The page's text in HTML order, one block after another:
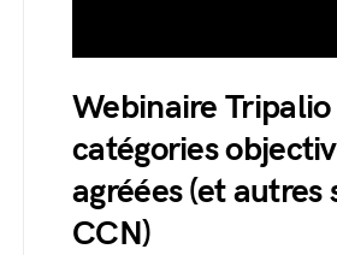
Webinaire
catégories
agréées (et autres
CCN)